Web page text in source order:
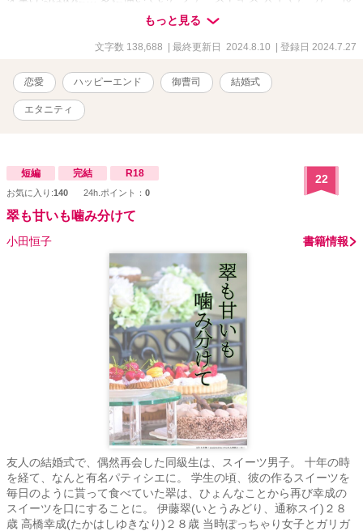
の結婚式 憧れていたウェディングドレス 全ての理想を奪われて、落
ち込む真菜に 果たして本当の恋はやってくるのか？
もっと見る
文字数 138,688 | 最終更新日 2024.8.10 | 登録日 2024.7.27
恋愛 ハッピーエンド 御曹司 結婚式
エタニティ
短編 完結 R18
お気に入り:140 24h.ポイント： 0
22
翠も甘いも噛み分けて
小田恒子 書籍情報
友人の結婚式で、偶然再会した同級生は、スイーツ男子。 十年の時
を経て、なんと有名パティシエに。 学生の頃、彼の作るスイーツを
毎日のように貰って食べていた翠は、ひょんなことから再び幸成の
スイーツを口にすることに。 伊藤翠(いとうみどり、通称スイ)２８
歳 高橋幸成(たかはしゆきなり)２８歳 当時ぽっちゃり女子とガリガ